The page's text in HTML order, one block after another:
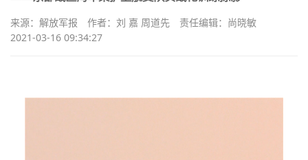
来源：解放军报 作者：刘 嘉 周道先
责任编辑：尚晓敏
2021-03-16 09:34:27